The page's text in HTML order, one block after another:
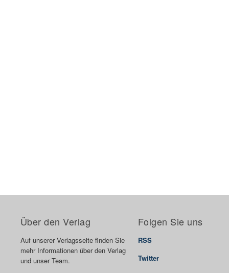
Über den Verlag
Auf unserer Verlagsseite finden Sie
mehr Informationen über den Verlag
und unser Team.
Folgen Sie uns
RSS
Twitter